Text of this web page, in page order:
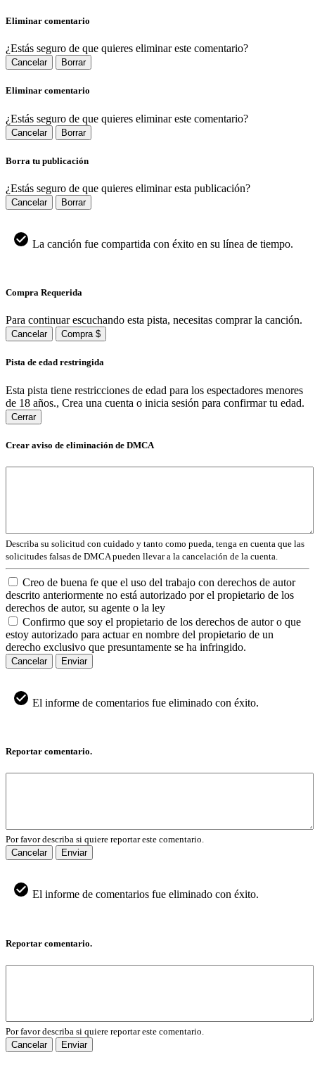
Eliminar comentario
¿Estás seguro de que quieres eliminar este comentario?
Cancelar Borrar
Eliminar comentario
¿Estás seguro de que quieres eliminar este comentario?
Cancelar Borrar
Borra tu publicación
¿Estás seguro de que quieres eliminar esta publicación?
Cancelar Borrar
La canción fue compartida con éxito en su línea de tiempo.
Compra Requerida
Para continuar escuchando esta pista, necesitas comprar la canción.
Cancelar Compra $
Pista de edad restringida
Esta pista tiene restricciones de edad para los espectadores menores
de 18 años., Crea una cuenta o inicia sesión para confirmar tu edad.
Cerrar
Crear aviso de eliminación de DMCA
Describa su solicitud con cuidado y tanto como pueda, tenga en cuenta que las
solicitudes falsas de DMCA pueden llevar a la cancelación de la cuenta.
Creo de buena fe que el uso del trabajo con derechos de autor
descrito anteriormente no está autorizado por el propietario de los
derechos de autor, su agente o la ley
Confirmo que soy el propietario de los derechos de autor o que
estoy autorizado para actuar en nombre del propietario de un
derecho exclusivo que presuntamente se ha infringido.
Cancelar Enviar
El informe de comentarios fue eliminado con éxito.
Reportar comentario.
Por favor describa si quiere reportar este comentario.
Cancelar
Enviar
El informe de comentarios fue eliminado con éxito.
Reportar comentario.
Por favor describa si quiere reportar este comentario.
Cancelar
Enviar